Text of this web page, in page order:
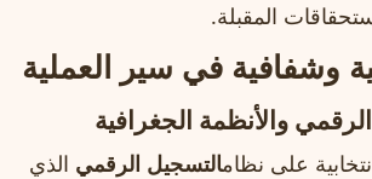
المقبلة.
وشفافية في سير العملية
والأنظمة الجغرافية
على نظامالتسجيل الرقمي الذي